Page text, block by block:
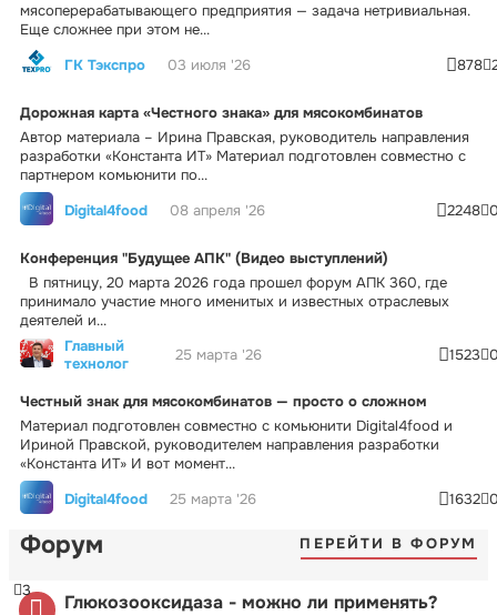
мясоперерабатывающего предприятия — задача нетривиальная.
Еще сложнее при этом не...
ГК Тэкспро
03 июля '26 878
Дорожная карта «Честного знака» для мясокомбинатов
Автор материала – Ирина Правская, руководитель направления
разработки «Константа ИТ» Материал подготовлен совместно с
партнером комьюнити по...
Digital4food
08 апреля '26 2248
Конференция "Будущее АПК" (Видео выступлений)
В пятницу, 20 марта 2026 года прошел форум АПК 360, где
принимало участие много именитых и известных отраслевых
деятелей и...
Главный
технолог
25 марта '26 1523
Честный знак для мясокомбинатов — просто о сложном
Материал подготовлен совместно с комьюнити Digital4food и
Ириной Правской, руководителем направления разработки
«Константа ИТ» И вот момент...
Digital4food
25 марта '26 1632
Форум ПЕРЕЙТИ В ФОРУМ
Глюкозооксидаза - можно ли применять?
3